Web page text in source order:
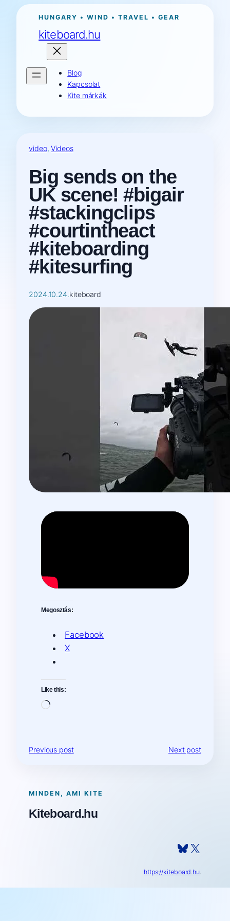
Ugrás
tartalomhoz
HUNGARY • WIND • TRAVEL • GEAR
kiteboard.hu
Blog
Kapcsolat
Kite márkák
video, Videos
Big sends on the
UK scene! #bigair
#stackingclips
#courtintheact
#kiteboarding
#kitesurfing
2024.10.24.kiteboard
Megosztás:
Facebook
X
Like this:
Loading…
Previous post Next post
MINDEN, AMI KITE
Kiteboard.hu
Bluesky X
https://kiteboard.hu.